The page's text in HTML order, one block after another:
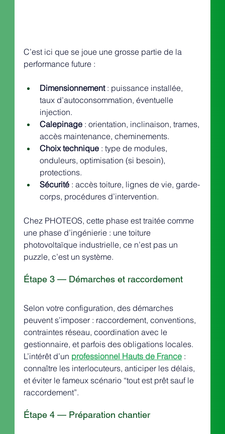
C’est ici que se joue une grosse partie de la
performance future :
Dimensionnement : puissance installée,
taux d’autoconsommation, éventuelle
injection.
Calepinage : orientation, inclinaison, trames,
accès maintenance, cheminements.
Choix technique : type de modules,
onduleurs, optimisation (si besoin),
protections.
Sécurité : accès toiture, lignes de vie, garde-
corps, procédures d’intervention.
Chez PHOTEOS, cette phase est traitée comme
une phase d’ingénierie : une toiture
photovoltaïque industrielle, ce n’est pas un
puzzle, c’est un système.
Étape 3 — Démarches et raccordement
Selon votre configuration, des démarches
peuvent s’imposer : raccordement, conventions,
contraintes réseau, coordination avec le
gestionnaire, et parfois des obligations locales.
L’intérêt d’un professionnel Hauts de France :
connaître les interlocuteurs, anticiper les délais,
et éviter le fameux scénario “tout est prêt sauf le
raccordement”.
Étape 4 — Préparation chantier